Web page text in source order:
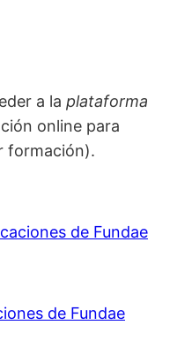
a la plataforma
online para
formación).